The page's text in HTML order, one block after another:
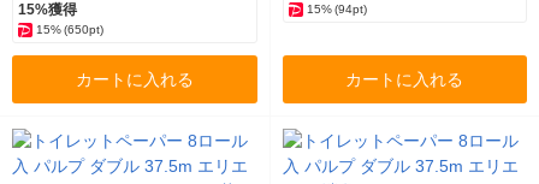
15%獲得
15%(650pt)
カートに入れる
15% (94pt)
カートに入れる